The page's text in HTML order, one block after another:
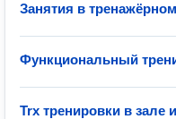
Занятия в
Функциональный
Trx тренировки в зале